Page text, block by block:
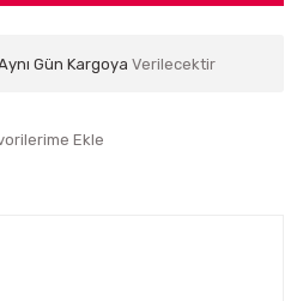
Gün Kargoya Verilecektir